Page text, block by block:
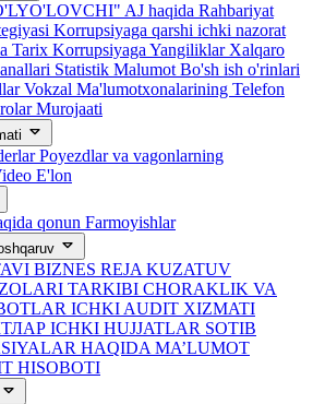
AJ haqida Rahbariyat
Korrupsiyaga qarshi ichki nazorat
Tarix Korrupsiyaga Yangiliklar Xalqaro
Statistik Malumot Bo'sh ish o'rinlari
Vokzal Ma'lumotxonalarining Telefon
Murojaati
Poyezdlar va vagonlarning
E'lon
qonun Farmoyishlar
BIZNES REJA KUZATUV
TARKIBI CHORAKLIK VA
ICHKI AUDIT XIZMATI
ICHKI HUJJATLAR SOTIB
HAQIDA MA’LUMOT
HISOBOTI